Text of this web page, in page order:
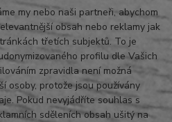
my nebo naši partneři, abychom
obsah nebo reklamy jak
třetích subjektů. To je
profilu dle Vašich
zpravidla není možná
osoby, protože jsou používány
Pokud nevyjádříte souhlas s
sděleních obsah ušitý na